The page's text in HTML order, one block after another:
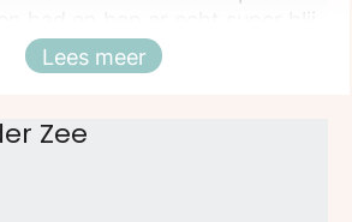
Beautyici aan iedereen aan :)
Sluiten
Lees meer
Zee